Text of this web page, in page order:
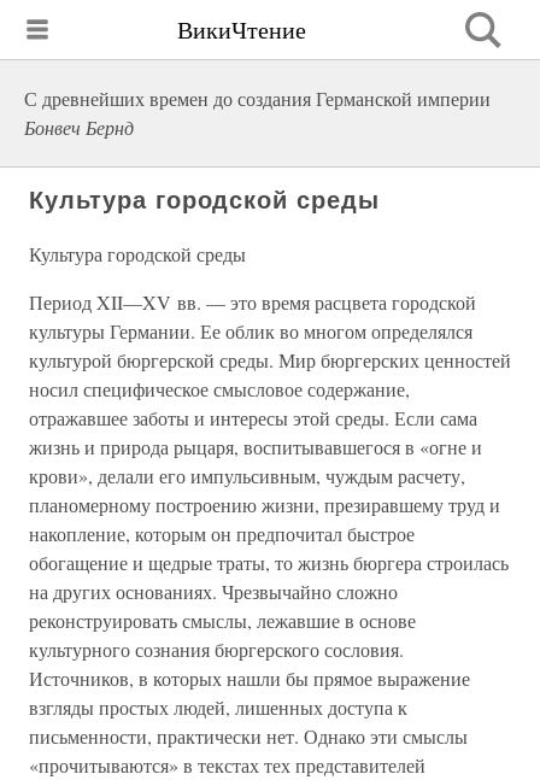
ВикиЧтение
С древнейших времен до создания Германской империи
Бонвеч Бернд
Культура городской среды
Культура городской среды
Период XII—XV вв. — это время расцвета городской
культуры Германии. Ее облик во многом определялся
культурой бюргерской среды. Мир бюргерских ценностей
носил специфическое смысловое содержание,
отражавшее заботы и интересы этой среды. Если сама
жизнь и природа рыцаря, воспитывавшегося в «огне и
крови», делали его импульсивным, чуждым расчету,
планомерному построению жизни, презиравшему труд и
накопление, которым он предпочитал быстрое
обогащение и щедрые траты, то жизнь бюргера строилась
на других основаниях. Чрезвычайно сложно
реконструировать смыслы, лежавшие в основе
культурного сознания бюргерского сословия.
Источников, в которых нашли бы прямое выражение
взгляды простых людей, лишенных доступа к
письменности, практически нет. Однако эти смыслы
«прочитываются» в текстах тех представителей